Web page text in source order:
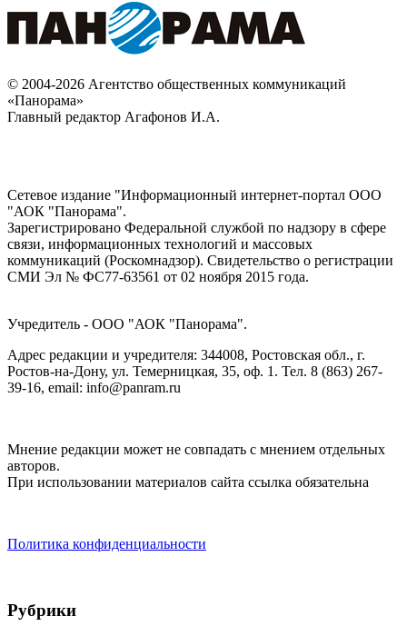
© 2004-2026 Агентство общественных коммуникаций
«Панорама»
Главный редактор Агафонов И.А.
Сетевое издание "Информационный интернет-портал ООО
"АОК "Панорама".
Зарегистрировано Федеральной службой по надзору в сфере
связи, информационных технологий и массовых
коммуникаций (Роскомнадзор). Cвидетельство о регистрации
СМИ Эл № ФС77-63561 от 02 ноября 2015 года.
Учредитель - ООО "АОК "Панорама".
Адрес редакции и учредителя: 344008, Ростовская обл., г.
Ростов-на-Дону, ул. Темерницкая, 35, оф. 1. Тел. 8 (863) 267-
39-16, email: info@panram.ru
Мнение редакции может не совпадать с мнением отдельных
авторов.
При использовании материалов сайта ссылка обязательна
Политика конфиденциальности
Рубрики